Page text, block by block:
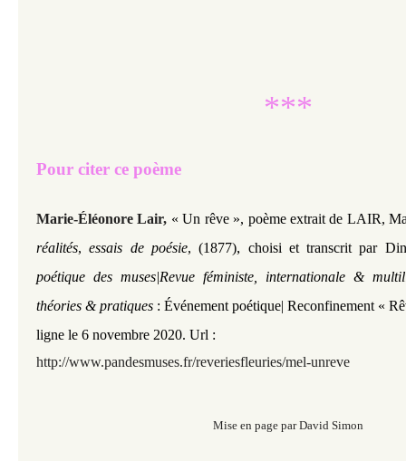
***
Pour citer ce poème
Marie-Éléonore Lair, « Un rêve », poème extrait de LAIR,
réalités,essais de poésie, (1877), choisi et transcrit par
poétique des muses|Revue féministe, internationale &
théories & pratiques : Événement poétique| Reconfinement «
ligne le 6 novembre 2020. Url :
http://www.pandesmuses.fr/reveriesfleuries/mel-unreve
Mise en page par David Simon